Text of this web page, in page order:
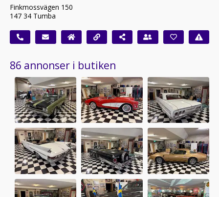
Finkmossvägen 150
147 34 Tumba
86 annonser i butiken